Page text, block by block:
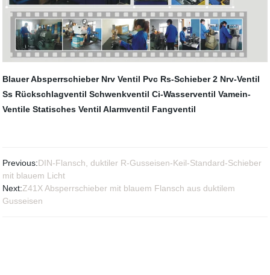
Blauer Absperrschieber Nrv Ventil Pvc Rs-Schieber 2 Nrv-Ventil
Ss Rückschlagventil Schwenkventil Ci-Wasserventil Vamein-
Ventile Statisches Ventil Alarmventil Fangventil
Previous:DIN-Flansch, duktiler R-Gusseisen-Keil-Standard-Schieber
mit blauem Licht
Next:Z41X Absperrschieber mit blauem Flansch aus duktilem
Gusseisen